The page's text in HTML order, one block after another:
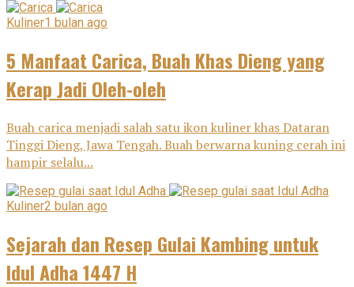
Kuliner1 bulan ago
5 Manfaat Carica, Buah Khas Dieng yang
Kerap Jadi Oleh-oleh
Buah carica menjadi salah satu ikon kuliner khas Dataran
Tinggi Dieng, Jawa Tengah. Buah berwarna kuning cerah ini
hampir selalu...
Kuliner2 bulan ago
Sejarah dan Resep Gulai Kambing untuk
Idul Adha 1447 H